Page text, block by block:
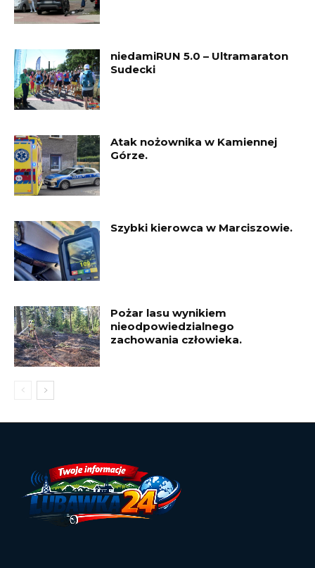
niedamiRUN 5.0 – Ultramaraton
Sudecki
Atak nożownika w Kamiennej
Górze.
Szybki kierowca w Marciszowie.
Pożar lasu wynikiem
nieodpowiedzialnego
zachowania człowieka.